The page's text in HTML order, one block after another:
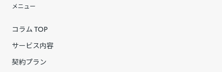
メニュー
コラム TOP
サービス内容
契約プラン